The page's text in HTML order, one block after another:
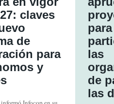
claves
de
para
y
las
de
las